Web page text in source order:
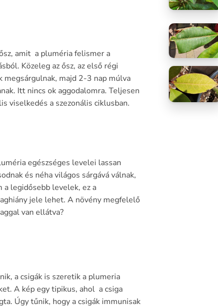
amit a pluméria felismer a
Közeleg az ősz, az első régi
megsárgulnak, majd 2-3 nap múlva
Itt nincs ok aggodalomra. Teljesen
viselkedés a szezonális ciklusban.
egészséges levelei lassan
és néha világos sárgává válnak,
a legidősebb levelek, ez a
jele lehet. A növény megfelelő
van ellátva?
a csigák is szeretik a plumeria
A kép egy tipikus, ahol a csiga
Úgy tűnik, hogy a csigák immunisak